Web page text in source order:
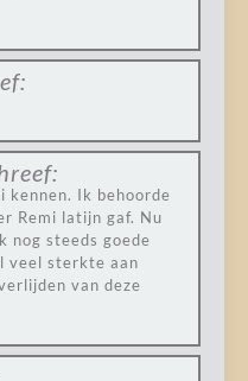
kennen. Ik behoorde
Remi latijn gaf. Nu
nog steeds goede
veel sterkte aan
van deze